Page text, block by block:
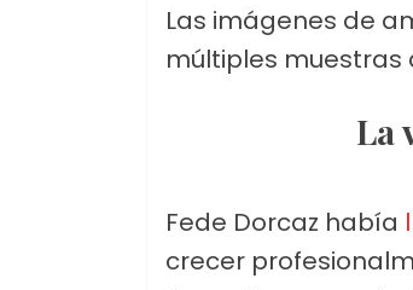
Las imágenes de
múltiples muestras
Fede Dorcaz había
crecer